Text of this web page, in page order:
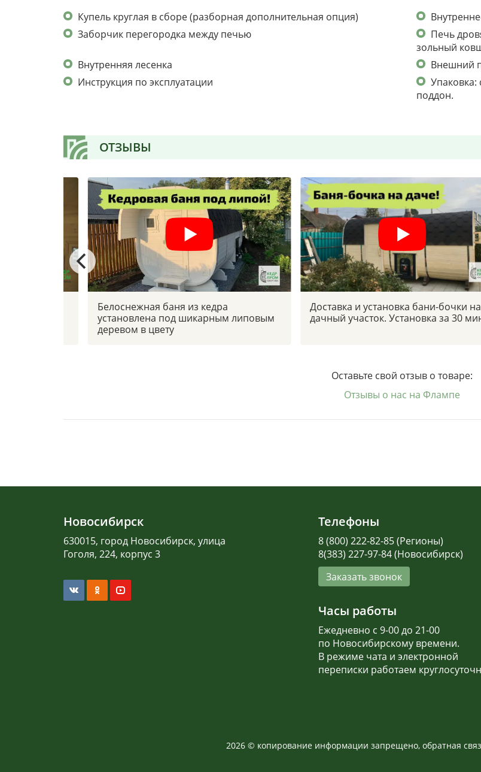
Купель круглая в сборе (разборная дополнительная опция)
Заборчик перегородка между печью
Печь
зольный
Внутренняя лесенка
Внешний
Инструкция по эксплуатации
Упаковка:
поддон.
ОТЗЫВЫ
Доставка и установка бани-бочки на
дачный участок. Установка за 30
Белоснежная баня из кедра
установлена под шикарным липовым
деревом в цвету
Оставьте свой отзыв о товаре:
Отзывы о нас на Флампе
Новосибирск
630015, город Новосибирск, улица
Гоголя, 224, корпус 3
Телефоны
8 (800) 222-82-85 (Регионы)
8(383) 227-97-84 (Новосибирск)
Заказать звонок
Часы работы
Ежедневно с 9-00 до 21-00
по Новосибирскому времени.
В режиме чата и электронной
переписки работаем
2026 © копирование информации запрещено, обратная